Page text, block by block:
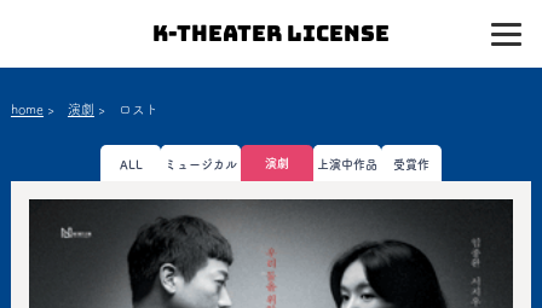
K-Theater License
home> 演劇 > ロスト
ALL ミュージカル 演劇 上演中作品 受賞作